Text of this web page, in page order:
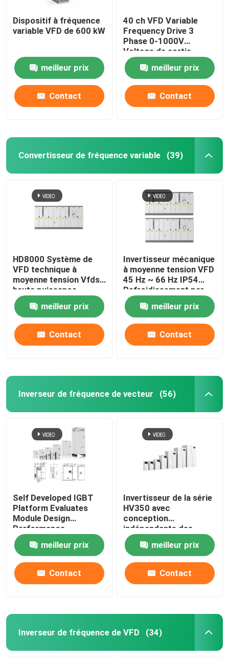
Dispositif à fréquence
variable VFD de 600 kW
meilleur prix
Contact
40 ch VFD Variable
Frequency Drive 3
Phase 0-1000V
Voltage de sortie
meilleur prix
Contact
Convertisseur de fréquence variable (39)
HD8000 Système de
VFD technique à
moyenne tension Vfds
haute puissance
meilleur prix
Contact
Invertisseur mécanique
à moyenne tension VFD
45 Hz ~ 66 Hz IP54
Refroidissement par
liquide
meilleur prix
Contact
Inverseur de fréquence de vecteur (56)
Self Developed IGBT
Platform Evaluates
Module Design
Performance
meilleur prix
Contact
Invertisseur de la série
HV350 avec
conception
indépendante des
conduits d'air et
protocole de
communication
Modbus RTU
50Hz/60Hz±5% de
meilleur prix
Contact
Inverseur de fréquence de VFD (34)